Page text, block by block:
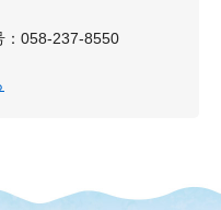
：058-237-8550